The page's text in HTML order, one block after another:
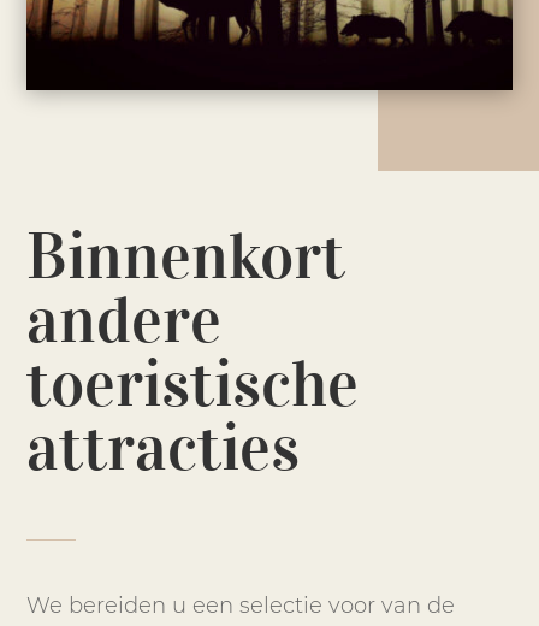
Binnenkort
andere
toeristische
attracties
We bereiden u een selectie voor van de